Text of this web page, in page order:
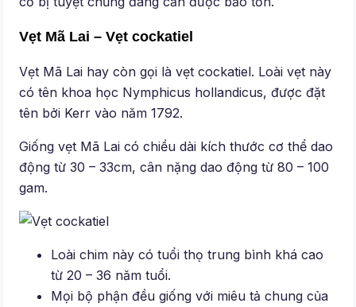
Vẹt Mã Lai – Vẹt cockatiel
Vẹt Mã Lai hay còn gọi là vẹt cockatiel. Loài vẹt này
có tên khoa học Nymphicus hollandicus, được đặt
tên bởi Kerr vào năm 1792.
Giống vẹt Mã Lai có chiều dài kích thước cơ thể dao
động từ 30 – 33cm, cân nặng dao động từ 80 – 100
gam.
Loài chim này có tuổi thọ trung bình khá cao
từ 20 – 36 năm tuổi.
Mọi bộ phận đều giống với miêu tả chung của